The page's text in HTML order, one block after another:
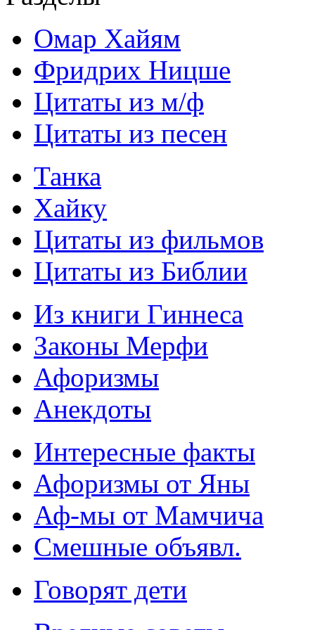
Омар Хайям
Фридрих Ницше
Цитаты из м/ф
Цитаты из песен
Танка
Хайку
Цитаты из фильмов
Цитаты из Библии
Из книги Гиннеса
Законы Мерфи
Афоризмы
Анекдоты
Интересные факты
Афоризмы от Яны
Аф-мы от Мамчича
Смешные объявл.
Говорят дети